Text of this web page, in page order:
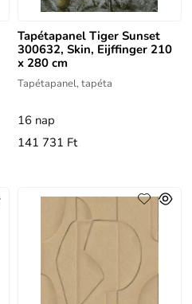
Tapétapanel Tiger Sunset
300632, Skin, Eijffinger 210
x 280 cm
Tapétapanel, tapéta
16 nap
141 731 Ft